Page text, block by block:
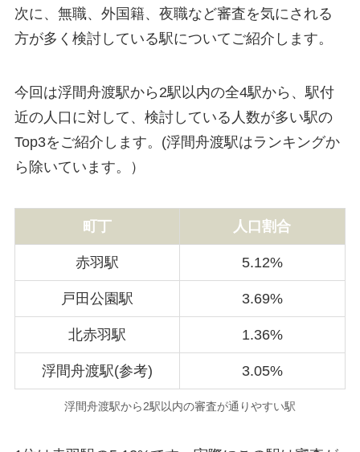
次に、無職、外国籍、夜職など審査を気にされる
方が多く検討している駅についてご紹介します。
今回は浮間舟渡駅から2駅以内の全4駅から、駅付
近の人口に対して、検討している人数が多い駅の
Top3をご紹介します。(浮間舟渡駅はランキングか
ら除いています。）
町丁 人口割合
赤羽駅 5.12%
戸田公園駅 3.69%
北赤羽駅 1.36%
浮間舟渡駅(参考) 3.05%
浮間舟渡駅から2駅以内の審査が通りやすい駅